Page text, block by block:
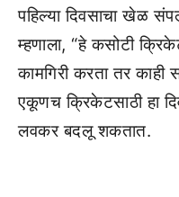
पहिल्या दिवसाचा खेळ
म्हणाला, “हे कसोटी
कामगिरी करता तर काही
एकूणच क्रिकेटसाठी हा
लवकर बदलू शकतात.